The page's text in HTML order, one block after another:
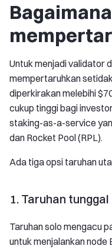
Untuk menjadi validator
mempertaruhkan
diperkirakan melebihi
cukup tinggi bagi
staking-as-a-service
dan Rocket Pool (RPL).
Ada tiga opsi taruhan
1. Taruhan tunggal
Taruhan solo mengacu
untuk menjalankan node